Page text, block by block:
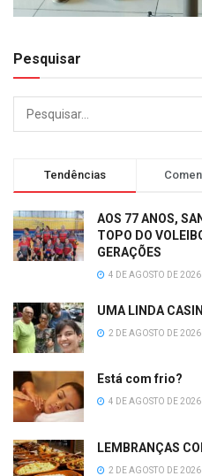
Pesquisar
Tendências
AOS 77 ANOS,
TOPO DO
GERAÇÕES
4 DE AGOSTO DE 2026
UMA LINDA
2 DE AGOSTO DE 2026
Está com frio?
4 DE AGOSTO DE 2026
LEMBRANÇAS
2 DE AGOSTO DE 2026